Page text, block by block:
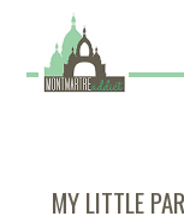
MY LITTLE